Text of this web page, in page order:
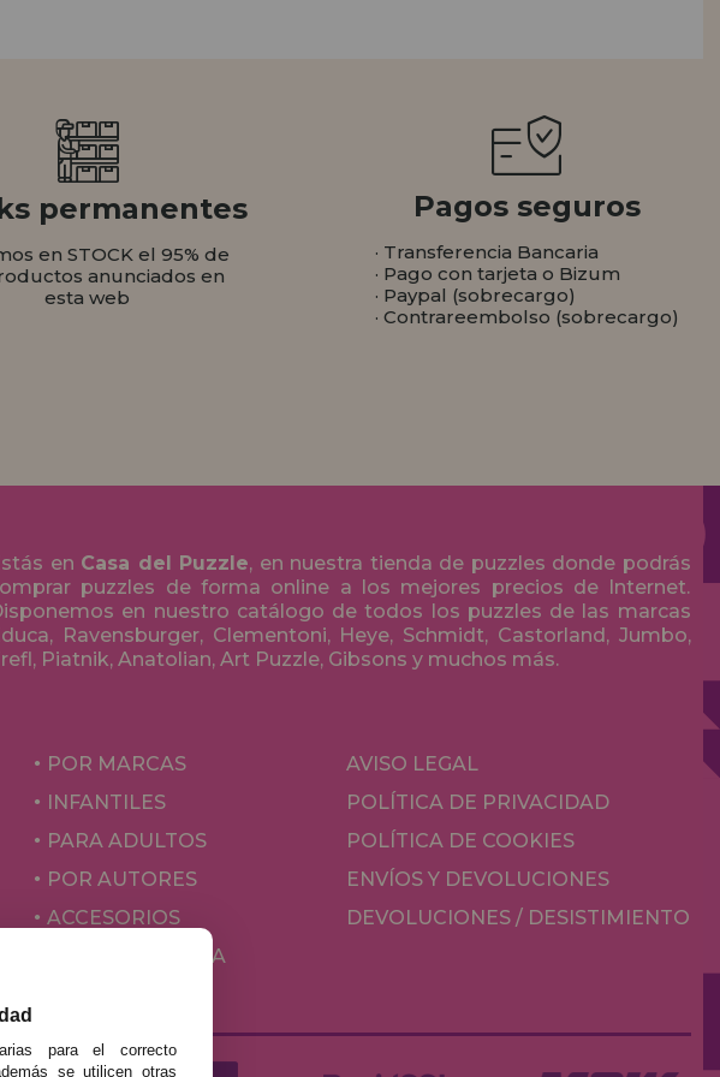
permanentes
en STOCK el 95% de
anunciados en
esta web
Pagos seguros
· Transferencia Bancaria
· Pago con tarjeta o Bizum
· Paypal (sobrecargo)
· Contrareembolso (sobrecargo)
en Casa del Puzzle, en nuestra tienda de puzzles donde podrás
puzzles de forma online a los mejores precios de Internet.
en nuestro catálogo de todos los puzzles de las marcas
Ravensburger, Clementoni, Heye, Schmidt, Castorland, Jumbo,
Piatnik, Anatolian, Art Puzzle, Gibsons y muchos más.
POR MARCAS
INFANTILES
PARA ADULTOS
POR AUTORES
ACCESORIOS
JUEGOS DE MESA
AVISO LEGAL
POLÍTICA DE PRIVACIDAD
POLÍTICA DE COOKIES
ENVÍOS Y DEVOLUCIONES
DEVOLUCIONES / DESISTIMIENTO
para el correcto
se utilicen otras